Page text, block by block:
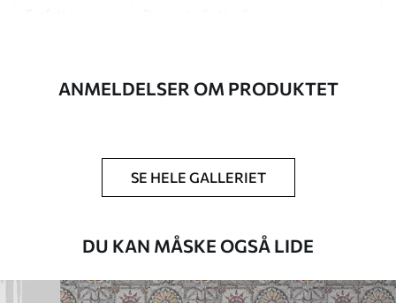
Efterbehandling Halvmat.
med en bredde på op til 50 cm.
muligheder
tapetklæber.
blød svamp. Tapeter med lakfinish kan
ANMELDELSER OM PRODUKTET
SE HELE GALLERIET
DU KAN MÅSKE OGSÅ LIDE